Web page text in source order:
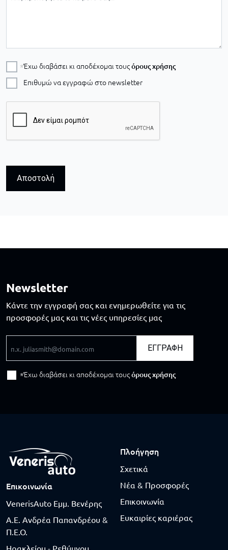
Έχω διαβάσει κι αποδέχομαι τουςόρους χρήσης
Επιθυμώ να εγγραφώ στο newsletter
Αποστολή
Newsletter
Κάντε την εγγραφή σας και ενημερωθείτε για τις
προσφορές μας και τις νέες υπηρεσίες μας
ΕΓΓΡΑΦΗ
Έχω διαβάσει κι αποδέχομαι τουςόρους χρήσης
Επικοινωνία
VenerisAuto Εμμ. Βενέρης
Α.Ε. Ανδρέα Παπανδρέου &
Π.Ε.Ο.
Πλοήγηση
Σχετικά
Νέα & Προσφορές
Επικοινωνία
Ευκαιρίες καριέρας